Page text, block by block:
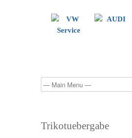
Trikotuebergabe